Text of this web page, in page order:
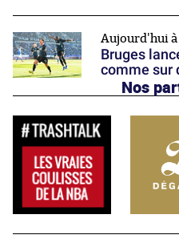
Aujourd'hui à
Bruges
comme sur
Nos